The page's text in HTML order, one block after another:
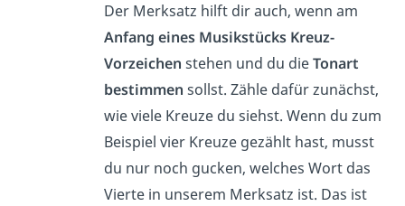
Der Merksatz hilft dir auch, wenn am
Anfang eines Musikstücks Kreuz-
Vorzeichen stehen und du dieTonart
bestimmen sollst. Zähle dafür zunächst,
wie viele Kreuze du siehst. Wenn du zum
Beispiel vier Kreuze gezählt hast, musst
du nur noch gucken, welches Wort das
Vierte in unserem Merksatz ist. Das ist